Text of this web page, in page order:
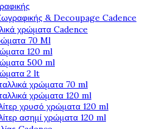
& Decoupage Cadence
χρώματα Cadence
70 Ml
120 ml
500 ml
2 lt
χρώματα 70 ml
χρώματα 120 ml
χρυσό χρώματα 120 ml
ασημί χρώματα 120 ml